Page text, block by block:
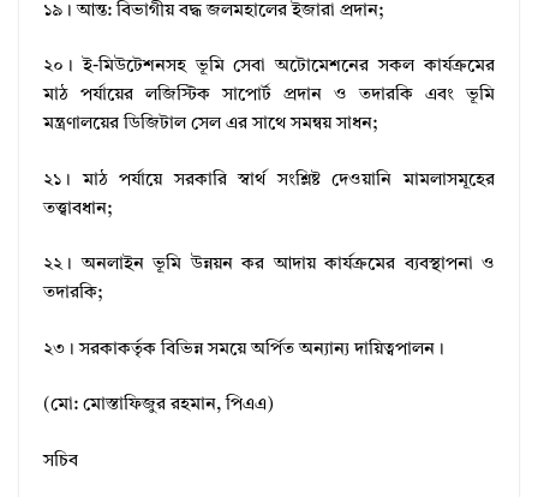
১৯। আন্ত: বিভাগীয় বদ্ধ জলমহালের ইজারা প্রদান;
২০। ই-মিউটেশনসহ ভূমি সেবা অটোমেশনের সকল কার্যক্রমের
মাঠ পর্যায়ের লজিস্টিক সাপোর্ট প্রদান ও তদারকি এবং ভূমি
মন্ত্রণালয়ের ডিজিটাল সেল এর সাথে সমন্বয় সাধন;
২১। মাঠ পর্যায়ে সরকারি স্বার্থ সংশ্লিষ্ট দেওয়ানি মামলাসমূহের
তত্ত্বাবধান;
২২। অনলাইন ভূমি উন্নয়ন কর আদায় কার্যক্রমের ব্যবস্থাপনা ও
তদারকি;
২৩। সরকাকর্তৃক বিভিন্ন সময়ে অর্পিত অন্যান্য দায়িত্বপালন।
(মো: মোস্তাফিজুর রহমান, পিএএ)
সচিব